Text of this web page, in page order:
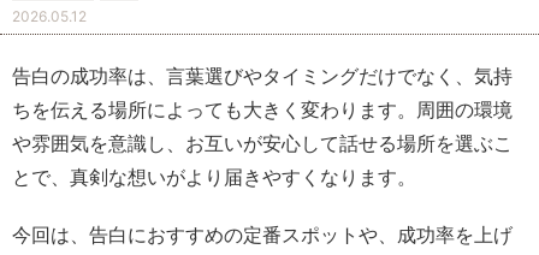
2026.05.12
告白の成功率は、言葉選びやタイミングだけでなく、気持
ちを伝える場所によっても大きく変わります。周囲の環境
や雰囲気を意識し、お互いが安心して話せる場所を選ぶこ
とで、真剣な想いがより届きやすくなります。
今回は、告白におすすめの定番スポットや、成功率を上げ